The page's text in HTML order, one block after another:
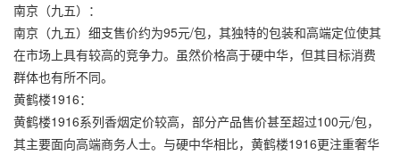
南京（九五）：
南京（九五）细支售价约为95元/包，其独特的包装和高端定位使其
在市场上具有较高的竞争力。虽然价格高于硬中华，但其目标消费
群体也有所不同。
黄鹤楼1916：
黄鹤楼1916系列香烟定价较高，部分产品售价甚至超过100元/包，
其主要面向高端商务人士。与硬中华相比，黄鹤楼1916更注重奢华